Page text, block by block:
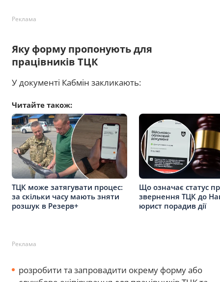
Реклама
Яку форму пропонують для
працівників ТЦК
У документі Кабмін закликають:
Читайте також:
ТЦК може затягувати процес:
за скільки часу мають зняти
розшук в Резерв+
Що означає статус
звернення ТЦК до
юрист порадив дії
Реклама
розробити та запровадити окрему форму або